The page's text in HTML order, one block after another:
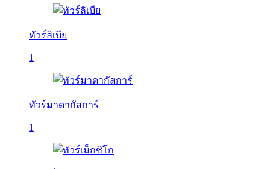
ทัวร์ลิเบีย
1
ทัวร์มาดากัสการ์
1